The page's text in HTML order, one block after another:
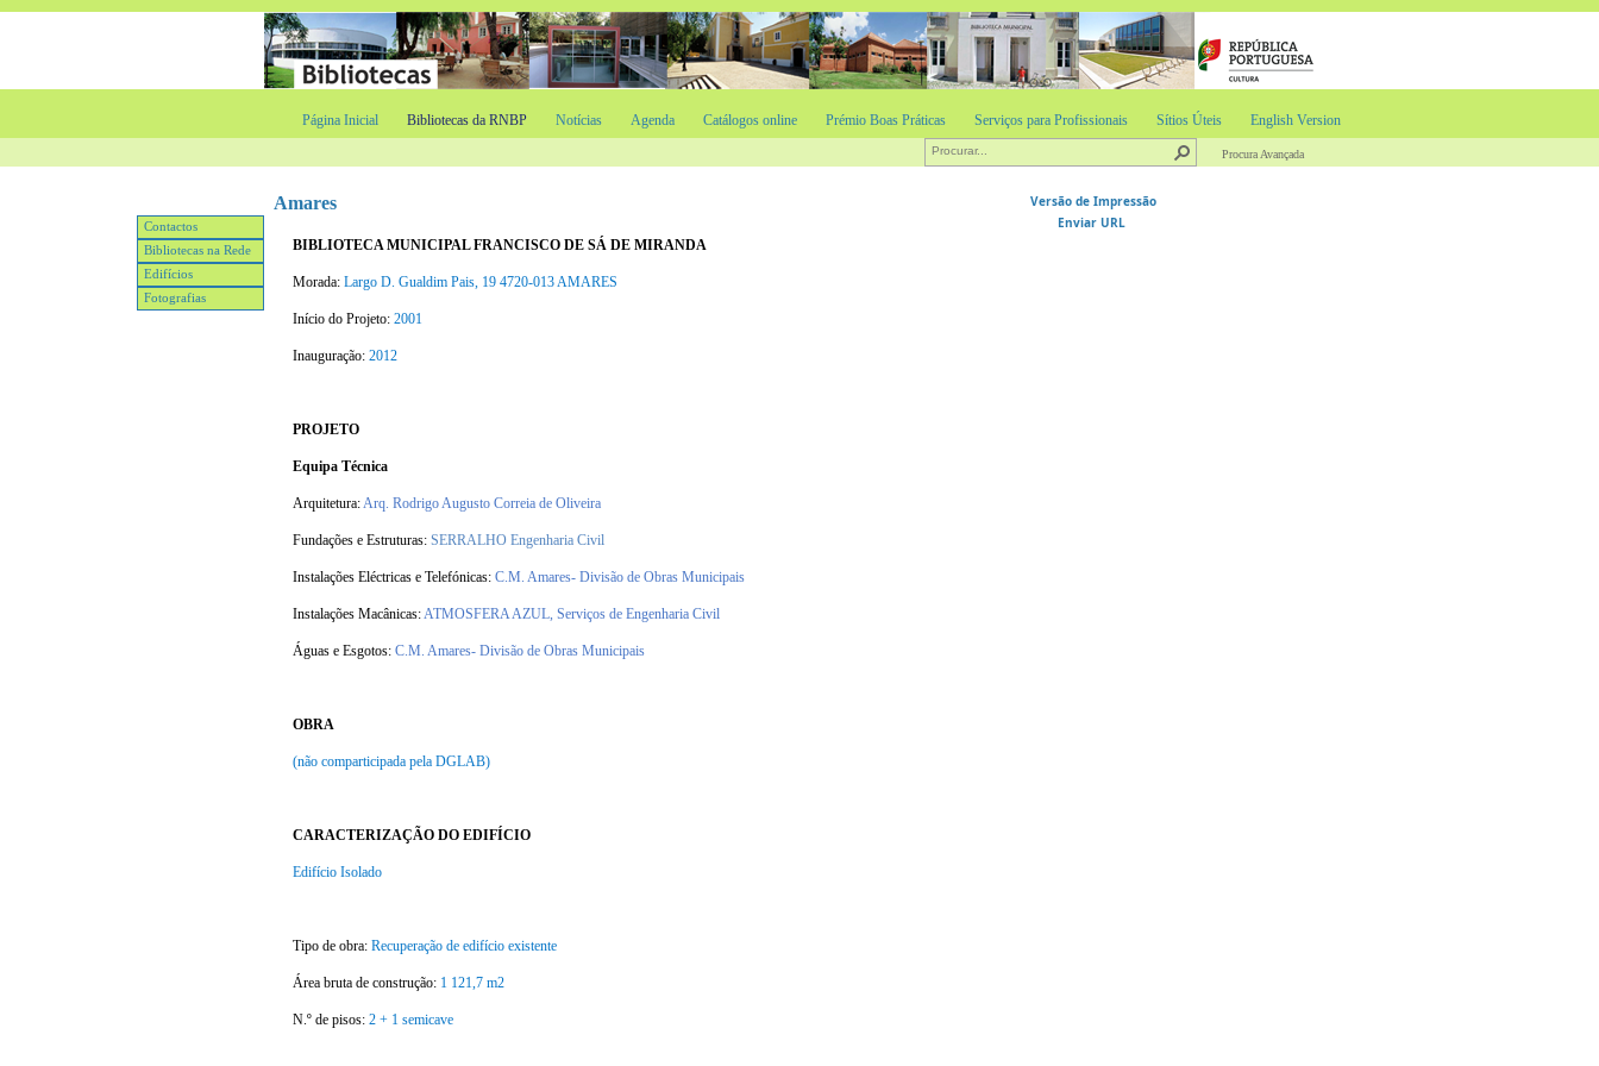
Página Inicial Bibliotecas da RNBP Notícias Agenda Catálogos online Prémio Boas Práticas Serviços para Profissionais Sítios Úteis English Version
Procura Avançada
Contactos
Bibliotecas na Rede
Edifícios
Fotografias
Amares
BIBLIOTECA MUNICIPAL FRANCISCO DE SÁ DE MIRANDA
Morada: Largo D. Gualdim Pais, 19 4720-013 AMARES
Início do Projeto: 2001
Inauguração: 2012
PROJETO
Equipa Técnica
Arquitetura:Arq. Rodrigo Augusto Correia de Oliveira
Fundações e Estruturas: SERRALHO Engenharia Civil
Instalações Eléctricas e Telefónicas: C.M. Amares- Divisão de Obras Municipais
Instalações Macânicas:ATMOSFERA AZUL, Serviços de Engenharia Civil
Águas e Esgotos: C.M. Amares- Divisão de Obras Municipais
OBRA
(não comparticipada pela DGLAB)
CARACTERIZAÇÃO DO EDIFÍCIO
Edifício Isolado
Tipo de obra: Recuperação de edifício existente
Área bruta de construção: 1 121,7 m2
N.º de pisos: 2 + 1 semicave
Versão de Impressão
Enviar URL